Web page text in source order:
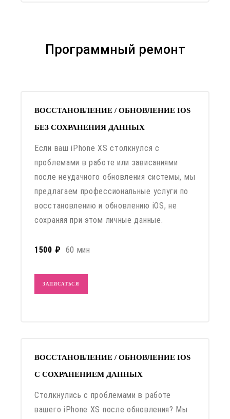
Программный ремонт
ВОССТАНОВЛЕНИЕ / ОБНОВЛЕНИЕ IOS
БЕЗ СОХРАНЕНИЯ ДАННЫХ
Если ваш iPhone XS столкнулся с
проблемами в работе или зависаниями
после неудачного обновления системы, мы
предлагаем профессиональные услуги по
восстановлению и обновлению iOS, не
сохраняя при этом личные данные.
1500 ₽ 60 мин
ЗАПИСАТЬСЯ
ВОССТАНОВЛЕНИЕ / ОБНОВЛЕНИЕ IOS
С СОХРАНЕНИЕМ ДАННЫХ
Столкнулись с проблемами в работе
вашего iPhone XS после обновления? Мы